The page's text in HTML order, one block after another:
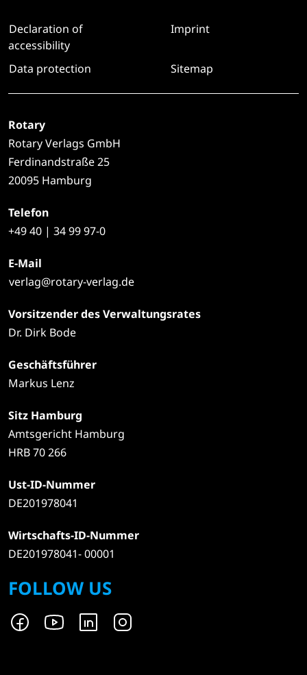
Declaration of
accessibility
Imprint
Data protection Sitemap
Rotary
Rotary Verlags GmbH
Ferdinandstraße 25
20095 Hamburg
Telefon
+4940 | 34 99 97-0
E-Mail
verlag@rotary-verlag.de
Vorsitzender des Verwaltungsrates
Dr. Dirk Bode
Geschäftsführer
Markus Lenz
Sitz Hamburg
Amtsgericht Hamburg
HRB 70 266
Ust-ID-Nummer
DE201978041
Wirtschafts-ID-Nummer
DE201978041- 00001
FOLLOW US